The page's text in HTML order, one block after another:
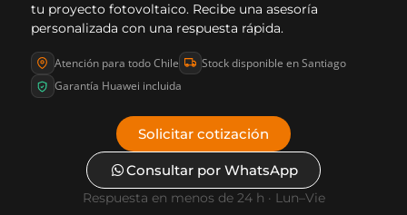
tu proyecto fotovoltaico. Recibe una asesoría
personalizada con una respuesta rápida.
Atención para todo Chile
Stock disponible en Santiago
Garantía Huawei incluida
Solicitar cotización
Consultar por WhatsApp
Respuesta en menos de 24 h · Lun–Vie